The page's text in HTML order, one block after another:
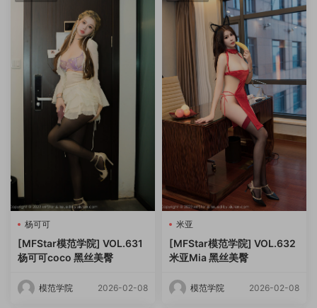
杨可可
[MFStar模范学院] VOL.631
杨可可coco 黑丝美臀
模范学院 2026-02-08
米亚
[MFStar模范学院] VOL.632
米亚Mia 黑丝美臀
模范学院 2026-02-08